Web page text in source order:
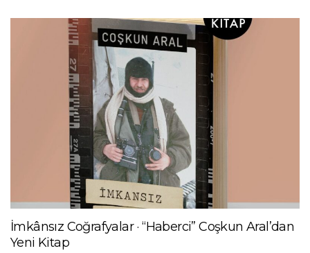
İmkânsız Coğrafyalar · “Haberci” Coşkun Aral’dan
Yeni Kitap